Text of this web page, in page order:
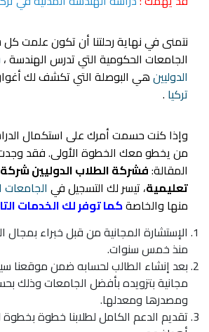
نتمنى في نهاية رحلتنا أن تكون علمت
الجامعات الحكومية التي تدرس الهندسة ،
الدوليينهي البوصلة التي تكشف لك
تركيا .
وإذا كنت حسمت أمرك على استكمال
من يخطو معك الخطوة الأولى. فقد
المقالة:فشركة الطلاب الدوليين
تعليمية، تيسر لك التسجيل فيالجامعات
منها والخاصةكما توفر لك الخدمات
الإستشارة المجانية من قبل خبراء بمجال
منذ خمس سنوات.
بعد إنشاء الطالب لحسابه ضمن موقعنا
مجانية بتزويده بأفضل الجامعات وذلك
ومصدرها ومعدلها.
تقديم الدعم الكامل لطلابنا خطوة